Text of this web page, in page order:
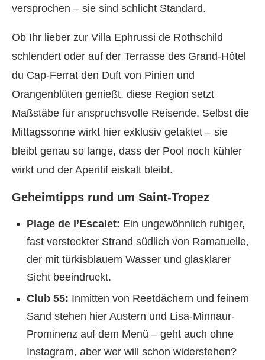
versprochen – sie sind schlicht Standard.
Ob Ihr lieber zur Villa Ephrussi de Rothschild
schlendert oder auf der Terrasse des Grand-Hôtel
du Cap-Ferrat den Duft von Pinien und
Orangenblüten genießt, diese Region setzt
Maßstäbe für anspruchsvolle Reisende. Selbst die
Mittagssonne wirkt hier exklusiv getaktet – sie
bleibt genau so lange, dass der Pool noch kühler
wirkt und der Aperitif eiskalt bleibt.
Geheimtipps rund um Saint-Tropez
Plage de l’Escalet: Ein ungewöhnlich ruhiger,
fast versteckter Strand südlich von Ramatuelle,
der mit türkisblauem Wasser und glasklarer
Sicht beeindruckt.
Club 55: Inmitten von Reetdächern und feinem
Sand stehen hier Austern und Lisa-Minnaur-
Prominenz auf dem Menü – geht auch ohne
Instagram, aber wer will schon widerstehen?